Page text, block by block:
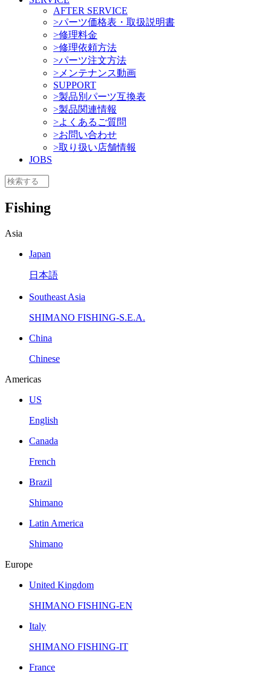
AFTER SERVICE
>パーツ価格表・取扱説明書
>修理料金
>修理依頼方法
>パーツ注文方法
>メンテナンス動画
SUPPORT
>製品別パーツ互換表
>製品関連情報
>よくあるご質問
>お問い合わせ
>取り扱い店舗情報
JOBS
Fishing
Asia
Japan
日本語
Southeast Asia
SHIMANO FISHING-S.E.A.
China
Chinese
Americas
US
English
Canada
French
Brazil
Shimano
Latin America
Shimano
Europe
United Kingdom
SHIMANO FISHING-EN
Italy
SHIMANO FISHING-IT
France